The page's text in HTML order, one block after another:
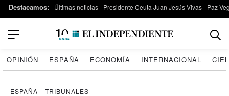
Destacamos: Últimas noticias Presidente Ceuta Juan Jesús Vivas Paz
OPINIÓN ESPAÑA ECONOMÍA INTERNACIONAL
ESPAÑA | TRIBUNALES